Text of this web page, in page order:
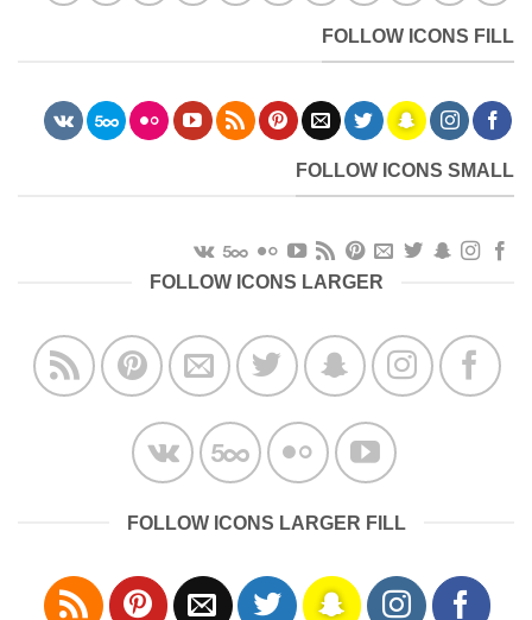
FOLLOW ICONS FILL
FOLLOW ICONS SMALL
FOLLOW ICONS LARGER
FOLLOW ICONS LARGER FILL